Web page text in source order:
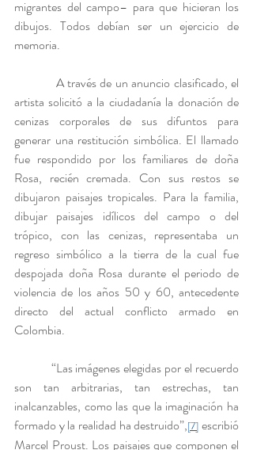
migrantes del campo– para que hicieran los
dibujos. Todos debían ser un ejercicio de
memoria.
A través de un anuncio clasificado, el
artista solicitó a la ciudadanía la donación de
cenizas corporales de sus difuntos para
generar una restitución simbólica. El llamado
fue respondido por los familiares de doña
Rosa, recién cremada. Con sus restos se
dibujaron paisajes tropicales. Para la familia,
dibujar paisajes idílicos del campo o del
trópico, con las cenizas, representaba un
regreso simbólico a la tierra de la cual fue
despojada doña Rosa durante el periodo de
violencia de los años 50 y 60, antecedente
directo del actual conflicto armado en
Colombia.
“Las imágenes elegidas por el recuerdo
son tan arbitrarias, tan estrechas, tan
inalcanzables, como las que la imaginación ha
formado y la realidad ha destruido”,[7] escribió
Marcel Proust. Los paisajes que componen el